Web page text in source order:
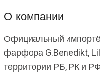
О компании
Официальный
фарфора G.Benedikt,
территории РБ, РК и